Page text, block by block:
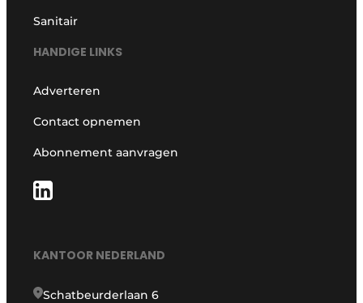
Sanitair
HANDIGE LINKS
Adverteren
Contact opnemen
Abonnement aanvragen
KANTOOR NEDERLAND
Schatbeurderlaan 6